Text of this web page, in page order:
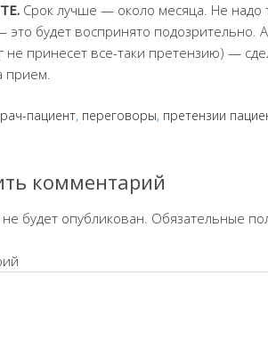
Срок лучше — около месяца. Не надо
это будет воспринято подозрительно.
не принесет все-таки претензию) —
прием.
пациент, переговоры, претензии
комментарий
будет опубликован. Обязательные